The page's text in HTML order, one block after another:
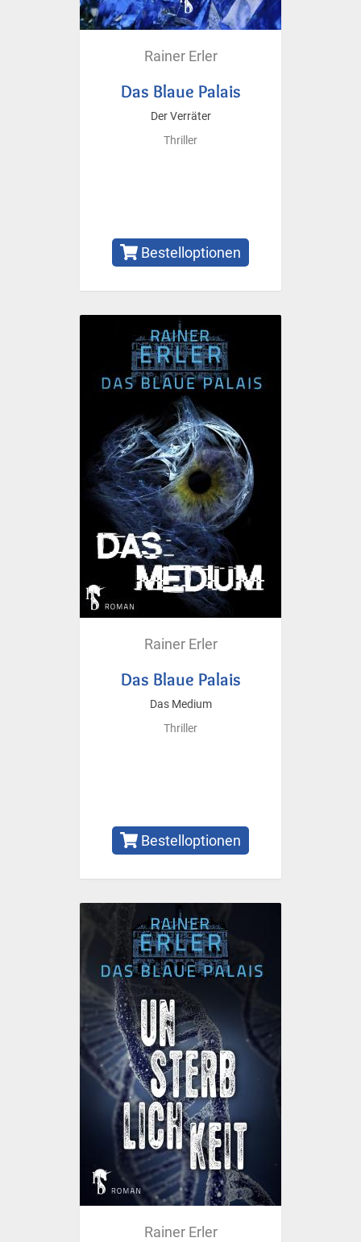
Rainer Erler
Das Blaue Palais
Der Verräter
Thriller
Bestelloptionen
Rainer Erler
Das Blaue Palais
Das Medium
Thriller
Bestelloptionen
Rainer Erler